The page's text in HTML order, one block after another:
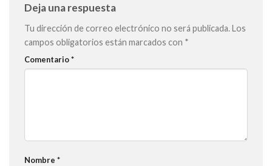
Deja una respuesta
Tu dirección de correo electrónico no será publicada.Los
campos obligatorios están marcados con *
Comentario*
Nombre *